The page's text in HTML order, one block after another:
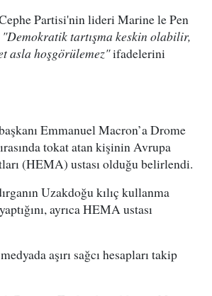
Partisi'nin lideri Marine le Pen
"Demokratik tartışma keskin olabilir,
asla hoşgörülemez"ifadelerini
Emmanuel Macron’a Drome
tokat atan kişinin Avrupa
(HEMA) ustası olduğu belirlendi.
Uzakdoğu kılıç kullanma
ayrıca HEMA ustası
aşırı sağcı hesapları takip